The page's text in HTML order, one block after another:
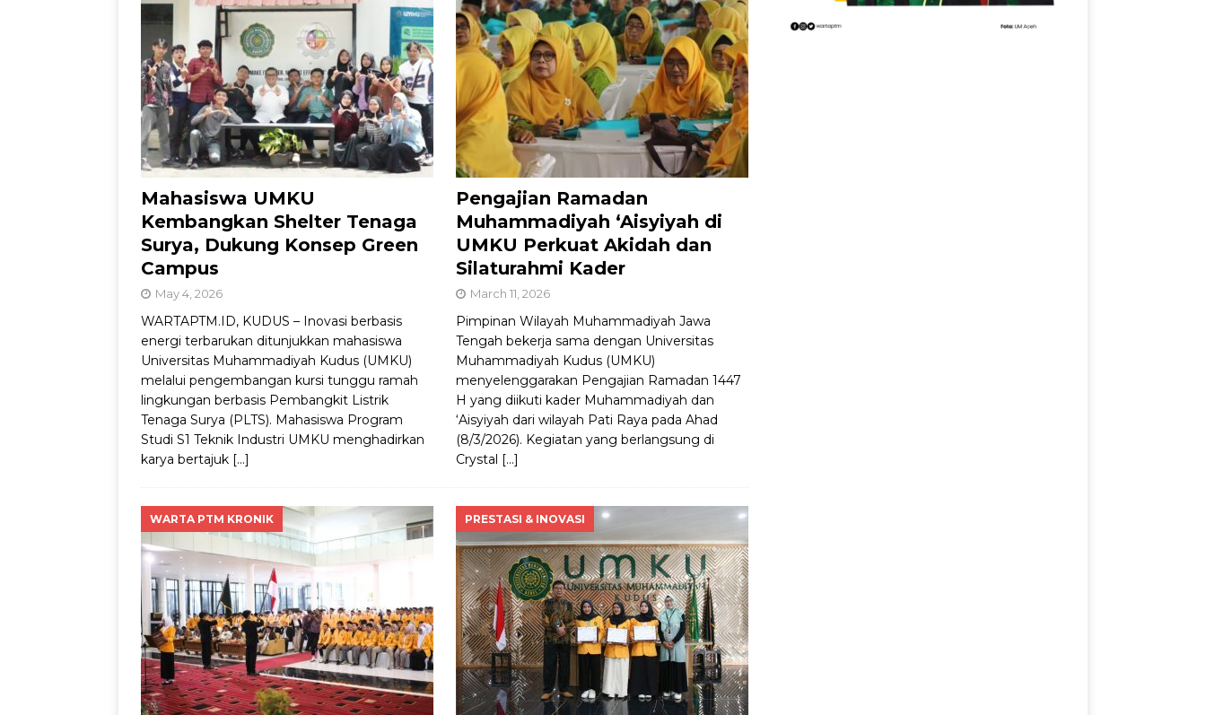
Mahasiswa UMKU
Kembangkan Shelter Tenaga
Surya, Dukung Konsep Green
Campus
May 4, 2026
WARTAPTM.ID, KUDUS – Inovasi berbasis
energi terbarukan ditunjukkan mahasiswa
Universitas Muhammadiyah Kudus (UMKU)
melalui pengembangan kursi tunggu ramah
lingkungan berbasis Pembangkit Listrik
Tenaga Surya (PLTS). Mahasiswa Program
Studi S1 Teknik Industri UMKU menghadirkan
karya bertajuk […]
Pengajian Ramadan
Muhammadiyah ‘Aisyiyah di
UMKU Perkuat Akidah dan
Silaturahmi Kader
March 11, 2026
Pimpinan Wilayah Muhammadiyah Jawa
Tengah bekerja sama dengan Universitas
Muhammadiyah Kudus (UMKU)
menyelenggarakan Pengajian Ramadan 1447
H yang diikuti kader Muhammadiyah dan
‘Aisyiyah dari wilayah Pati Raya pada Ahad
(8/3/2026). Kegiatan yang berlangsung di
Crystal […]
WARTA PTM KRONIK PRESTASI & INOVASI